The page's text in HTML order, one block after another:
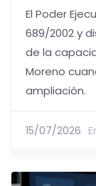
El Poder
689/2002 y
de la
Moreno
ampliación.
15/07/2026